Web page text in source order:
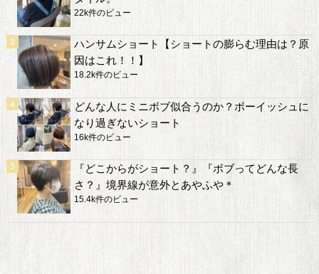
22k件のビュー
ハンサムショート【ショートの膨らむ理由は？原
因はこれ！！】
18.2k件のビュー
どんな人にミニボブ似合うのか？ボーイッシュに
なり過ぎないショート
16k件のビュー
『どこからがショート？』『ボブってどんな長
さ？』境界線が意外とあやふや＊
15.4k件のビュー